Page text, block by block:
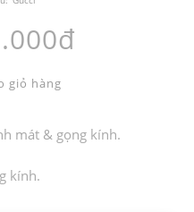
giỏ hàng
mát & gọng kính.
kính.